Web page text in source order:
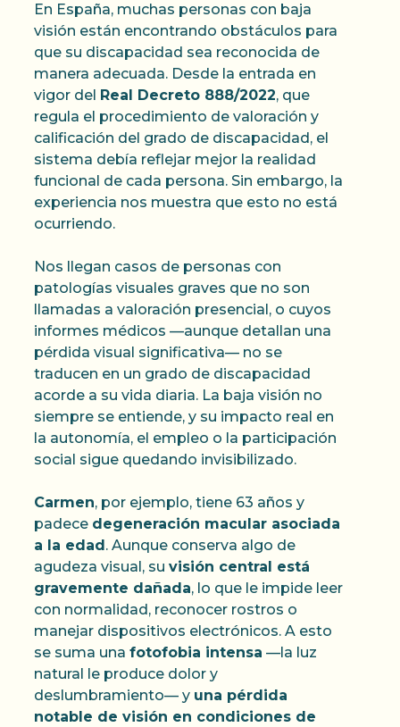
En España, muchas personas con baja
visión están encontrando obstáculos para
que su discapacidad sea reconocida de
manera adecuada. Desde la entrada en
vigor del Real Decreto 888/2022, que
regula el procedimiento de valoración y
calificación del grado de discapacidad, el
sistema debía reflejar mejor la realidad
funcional de cada persona. Sin embargo, la
experiencia nos muestra que esto no está
ocurriendo.
Nos llegan casos de personas con
patologías visuales graves que no son
llamadas a valoración presencial, o cuyos
informes médicos —aunque detallan una
pérdida visual significativa— no se
traducen en un grado de discapacidad
acorde a su vida diaria. La baja visión no
siempre se entiende, y su impacto real en
la autonomía, el empleo o la participación
social sigue quedando invisibilizado.
Carmen, por ejemplo, tiene 63 años y
padece degeneración macular asociada
a la edad. Aunque conserva algo de
agudeza visual, su visión central está
gravemente dañada, lo que le impide leer
con normalidad, reconocer rostros o
manejar dispositivos electrónicos. A esto
se suma una fotofobia intensa —la luz
natural le produce dolor y
deslumbramiento— y una pérdida
notable de visión en condiciones de